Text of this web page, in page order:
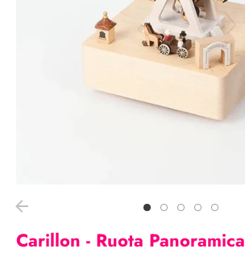
Carillon - Ruota Panoramica